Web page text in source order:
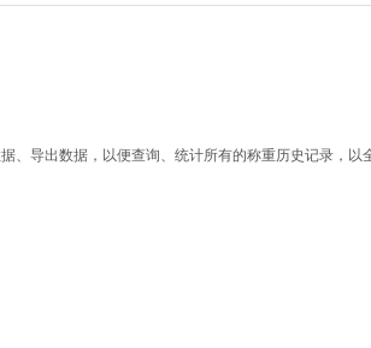
导出数据，以便查询、统计所有的称重历史记录，以